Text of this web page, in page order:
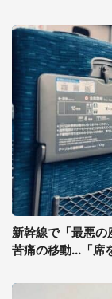
新幹線で「最悪の
苦痛の移動...「席